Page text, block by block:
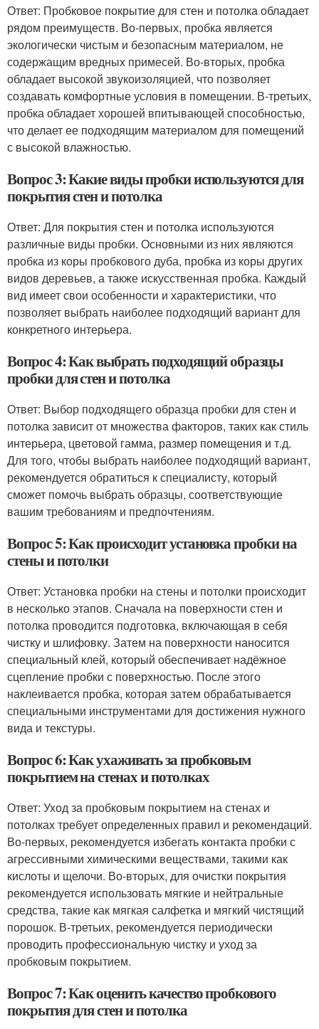
Ответ: Пробковое покрытие для стен и потолка обладает
рядом преимуществ. Во-первых, пробка является
экологически чистым и безопасным материалом, не
содержащим вредных примесей. Во-вторых, пробка
обладает высокой звукоизоляцией, что позволяет
создавать комфортные условия в помещении. В-третьих,
пробка обладает хорошей впитывающей способностью,
что делает ее подходящим материалом для помещений
с высокой влажностью.
Вопрос 3: Какие виды пробки используются для
покрытия стен и потолка
Ответ: Для покрытия стен и потолка используются
различные виды пробки. Основными из них являются
пробка из коры пробкового дуба, пробка из коры других
видов деревьев, а также искусственная пробка. Каждый
вид имеет свои особенности и характеристики, что
позволяет выбрать наиболее подходящий вариант для
конкретного интерьера.
Вопрос 4: Как выбрать подходящий образцы
пробки для стен и потолка
Ответ: Выбор подходящего образца пробки для стен и
потолка зависит от множества факторов, таких как стиль
интерьера, цветовой гамма, размер помещения и т.д.
Для того, чтобы выбрать наиболее подходящий вариант,
рекомендуется обратиться к специалисту, который
сможет помочь выбрать образцы, соответствующие
вашим требованиям и предпочтениям.
Вопрос 5: Как происходит установка пробки на
стены и потолки
Ответ: Установка пробки на стены и потолки происходит
в несколько этапов. Сначала на поверхности стен и
потолка проводится подготовка, включающая в себя
чистку и шлифовку. Затем на поверхности наносится
специальный клей, который обеспечивает надёжное
сцепление пробки с поверхностью. После этого
наклеивается пробка, которая затем обрабатывается
специальными инструментами для достижения нужного
вида и текстуры.
Вопрос 6: Как ухаживать за пробковым
покрытием на стенах и потолках
Ответ: Уход за пробковым покрытием на стенах и
потолках требует определенных правил и рекомендаций.
Во-первых, рекомендуется избегать контакта пробки с
агрессивными химическими веществами, такими как
кислоты и щелочи. Во-вторых, для очистки покрытия
рекомендуется использовать мягкие и нейтральные
средства, такие как мягкая салфетка и мягкий чистящий
порошок. В-третьих, рекомендуется периодически
проводить профессиональную чистку и уход за
пробковым покрытием.
Вопрос 7: Как оценить качество пробкового
покрытия для стен и потолка